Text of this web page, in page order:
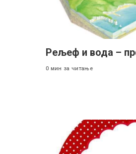
Рељеф и вода –
0 мин за читање